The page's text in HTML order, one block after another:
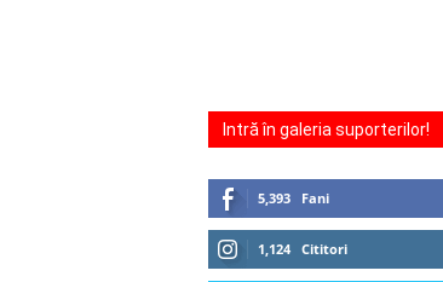
Intră în galeria suporterilor!
5,393 Fani
1,124 Cititori